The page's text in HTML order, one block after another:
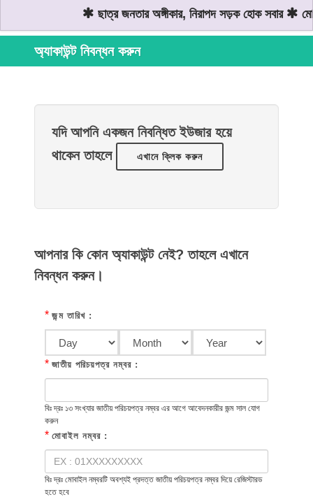
ছাত্র জনতার অঙ্গীকার, নিরাপদ সড়ক হোক সবার
অ্যাকাউন্ট নিবন্ধন করুন
যদি আপনি একজন নিবন্ধিত ইউজার হয়ে
থাকেন তাহলে
এখানে ক্লিক করুন
আপনার কি কোন অ্যাকাউন্ট নেই? তাহলে এখানে
নিবন্ধন করুন।
* জন্ম তারিখ :
* জাতীয় পরিচয়পত্র নম্বর :
বিঃ দ্রঃ ১৩ সংখ্যার জাতীয় পরিচয়পত্র নম্বর এর আগে আবেদনকারীর জন্ম সাল যোগ
করুন
* মোবাইল নম্বর :
বিঃ দ্রঃ মোবাইল নম্বরটি অবশ্যই প্রদত্ত জাতীয় পরিচয়পত্র নম্বর দিয়ে রেজিস্টারড
হতে হবে